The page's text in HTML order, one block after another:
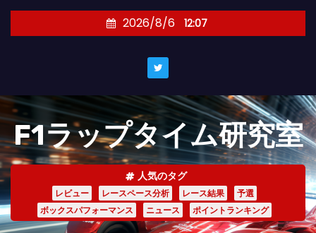
キ
ッ
プ
2026/8/6 12:07
F1ラップタイム研究室
人気のタグ
レビュー レースペース分析 レース結果
予選
ボックスパフォーマンス
ニュース ポイントランキング